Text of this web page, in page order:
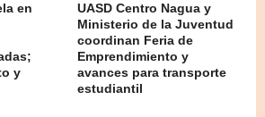
en
y
UASD Centro Nagua y
Ministerio de la Juventud
coordinan Feria de
Emprendimiento y
avances para transporte
estudiantil